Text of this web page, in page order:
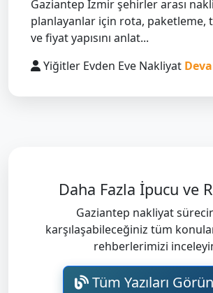
Gaziantep İzmir şehirler arası
planlayanlar için rota, paketleme,
ve fiyat yapısını anlat...
Yiğitler Evden Eve Nakliyat
Daha Fazla İpucu ve
Gaziantep nakliyat
karşılaşabileceğiniz tüm
rehberlerimizi
Tüm Yazıları